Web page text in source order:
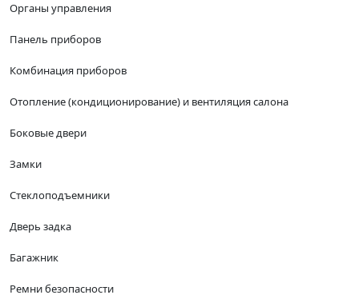
Органы управления
Панель приборов
Комбинация приборов
Отопление (кондиционирование) и вентиляция салона
Боковые двери
Замки
Стеклоподъемники
Дверь задка
Багажник
Ремни безопасности